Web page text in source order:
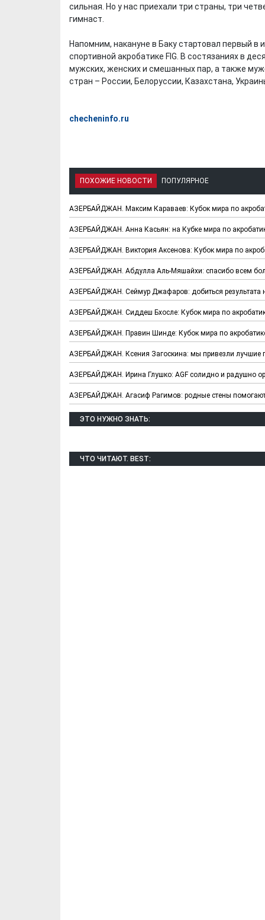
сильная. Но у нас приехали три страны, три
гимнаст.
Напомним, накануне в Баку стартовал первый в
спортивной акробатике FIG. В состязаниях в
мужских, женских и смешанных пар, а также
стран – России, Белоруссии, Казахстана,
checheninfo.ru
ПОХОЖИЕ НОВОСТИ ПОПУЛЯРНОЕ
АЗЕРБАЙДЖАН. Максим Караваев: Кубок мира по
АЗЕРБАЙДЖАН. Анна Касьян: на Кубке мира по
АЗЕРБАЙДЖАН. Виктория Аксенова: Кубок мира по
АЗЕРБАЙДЖАН. Абдулла Аль-Мяшайхи: спасибо всем
АЗЕРБАЙДЖАН. Сеймур Джафаров: добиться результата
АЗЕРБАЙДЖАН. Сиддеш Бхосле: Кубок мира по
АЗЕРБАЙДЖАН. Правин Шинде: Кубок мира по
АЗЕРБАЙДЖАН. Ксения Загоскина: мы привезли лучшие
АЗЕРБАЙДЖАН. Ирина Глушко: AGF солидно и радушно
АЗЕРБАЙДЖАН. Агасиф Рагимов: родные стены
ЭТО НУЖНО ЗНАТЬ:
ЧТО ЧИТАЮТ. BEST: